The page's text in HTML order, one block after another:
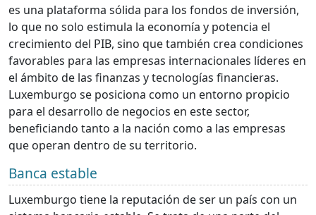
es una plataforma sólida para los fondos de inversión,
lo que no solo estimula la economía y potencia el
crecimiento del PIB, sino que también crea condiciones
favorables para las empresas internacionales líderes en
el ámbito de las finanzas y tecnologías financieras.
Luxemburgo se posiciona como un entorno propicio
para el desarrollo de negocios en este sector,
beneficiando tanto a la nación como a las empresas
que operan dentro de su territorio.
Banca estable
Luxemburgo tiene la reputación de ser un país con un